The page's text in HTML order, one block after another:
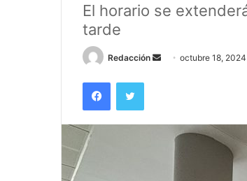
El horario se
tarde
Redacción
Sendoctubre 18, 2024
FacebookTwitter